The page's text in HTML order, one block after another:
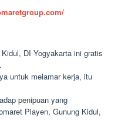
DI Yogyakarta ini gratis
untuk melamar kerja, itu
penipuan yang
Playen, Gunung Kidul,